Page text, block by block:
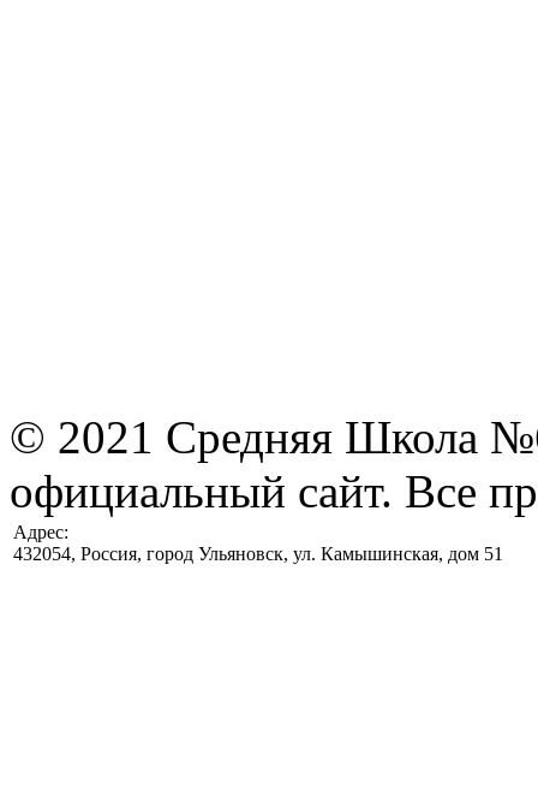
© 2021 Средняя Школа
официальный сайт. Все
Адрес:
432054, Россия, город Ульяновск, ул. Камышинская, дом 51